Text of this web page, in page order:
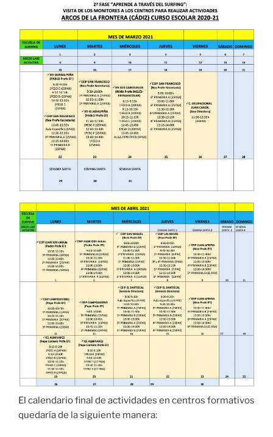
El calendario final de actividades en centros formativos
quedaría de la siguiente manera: